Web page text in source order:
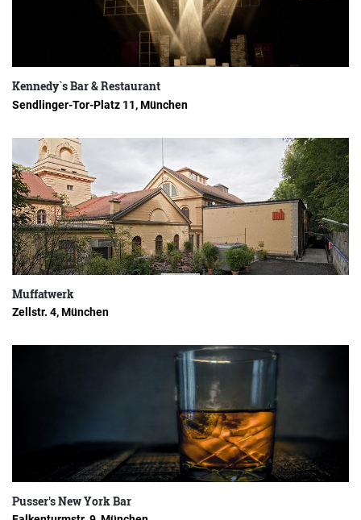
Kennedy`s Bar & Restaurant
Sendlinger-Tor-Platz 11, München
Muffatwerk
Zellstr. 4, München
Pusser's New York Bar